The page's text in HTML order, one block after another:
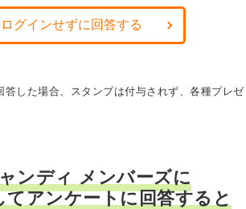
グインせずに回答する
した場合、スタンプは付与されず、各種プレ
ンディ メンバーズに
アンケートに回答すると